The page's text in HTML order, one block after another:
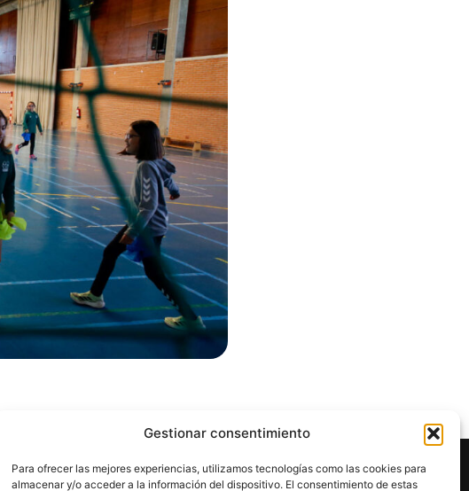
Gestionar consentimiento
Para ofrecer las mejores experiencias, utilizamos tecnologías como las cookies para
almacenar y/o acceder a la información del dispositivo. El consentimiento de estas